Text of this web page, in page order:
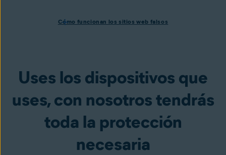
Los ciberdelincuentes suelen utilizar los sitios web
información, como tus contraseñas y otros datos
personales. Premium Security te avisa de los sitios web
peligrosos antes de cargarlos para que disfrutes de tu vida
digital con más confianza.
Cómo funcionan los sitios web falsos
Uses los dispositivos que
uses, con nosotros tendrás
toda la protección
necesaria